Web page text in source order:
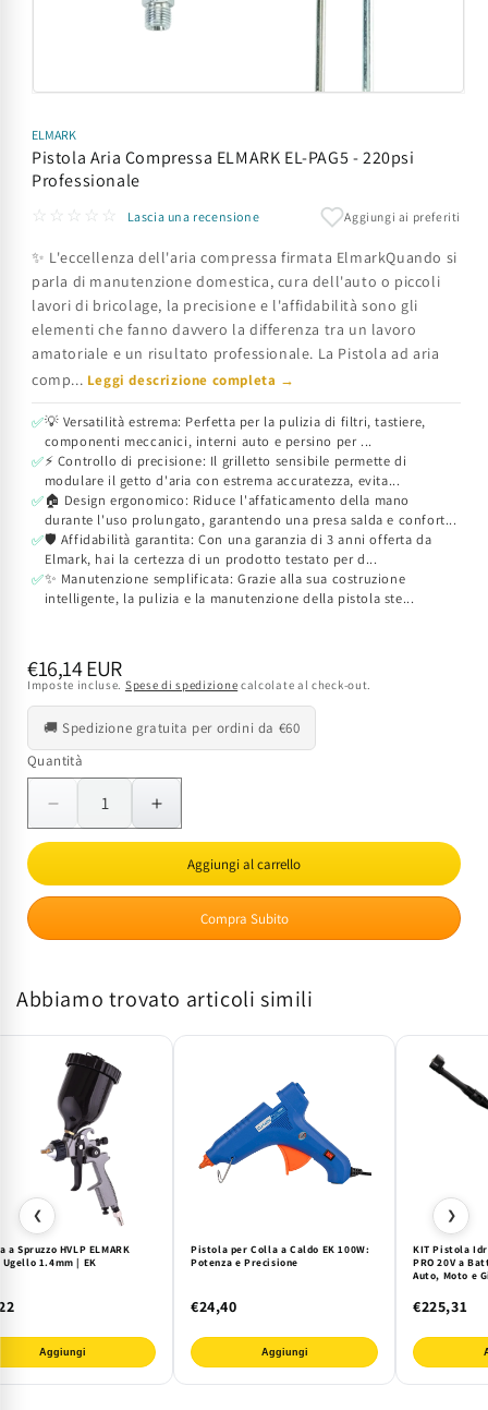
multimediali
1
in
finestra
ELMARK
Pistola Aria Compressa ELMARK EL-PAG5 - 220psi
Professionale
☆☆☆☆☆
Lascia una recensione Aggiungi ai preferiti
✨ L'eccellenza dell'aria compressa firmata ElmarkQuando si
parla di manutenzione domestica, cura dell'auto o piccoli
lavori di bricolage, la precisione e l'affidabilità sono gli
elementi che fanno davvero la differenza tra un lavoro
amatoriale e un risultato professionale. La Pistola ad aria
comp... Leggi descrizione completa →
✅💡 Versatilità estrema: Perfetta per la pulizia di filtri, tastiere,
componenti meccanici, interni auto e persino per ...
✅⚡ Controllo di precisione: Il grilletto sensibile permette di
modulare il getto d'aria con estrema accuratezza, evita...
✅🏠 Design ergonomico: Riduce l'affaticamento della mano
durante l'uso prolungato, garantendo una presa salda e confort...
✅🛡️ Affidabilità garantita: Con una garanzia di 3 anni offerta da
Elmark, hai la certezza di un prodotto testato per d...
✅✨ Manutenzione semplificata: Grazie alla sua costruzione
intelligente, la pulizia e la manutenzione della pistola ste...
Prezzo
di
listino
€16,14 EUR
Imposte incluse. Spese di spedizione calcolate al check-out.
🚚 Spedizione gratuita per ordini da €60
Quantità
Quantità
Diminuisci
quantità
Pistola
Aria
PAG5
220psi
Professionale
Aumenta
quantità
Pistola
Aria
Compressa
PAG5
220psi
Aggiungi al carrello
Compra Subito
Abbiamo trovato articoli simili
❮
a Spruzzo HVLP ELMARK
1.4mm | EK
Aggiungi
Pistola per Colla a Caldo EK 100W:
Potenza e Precisione
€24,40
Aggiungi
KIT Pistola
PRO 20V a
Auto, Moto e
€225,31
❯